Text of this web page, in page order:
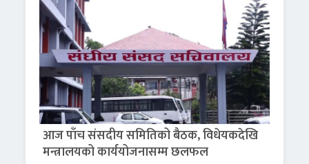
आज पाँच संसदीय समितिको बैठक, विधेयकदेखि
मन्त्रालयको कार्ययोजनासम्म छलफल